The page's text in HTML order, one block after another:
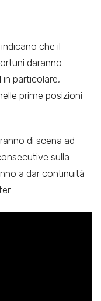
indicano che il
daranno
in particolare,
prime posizioni
di scena ad
sulla
a dar continuità